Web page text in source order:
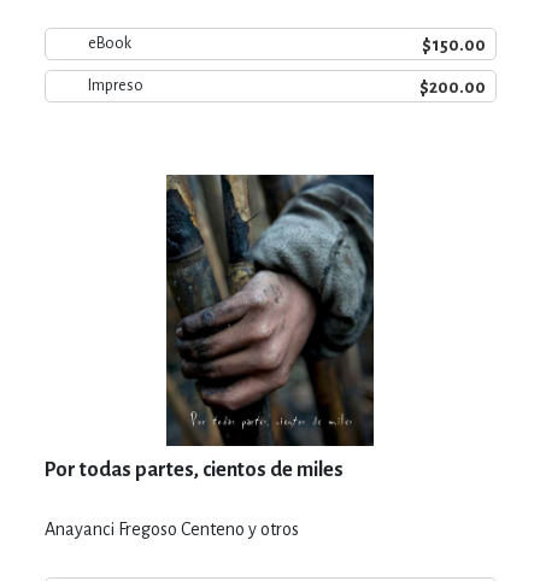
eBook $150.00
Impreso $200.00
Por todas partes, cientos de miles
Anayanci Fregoso Centeno y otros